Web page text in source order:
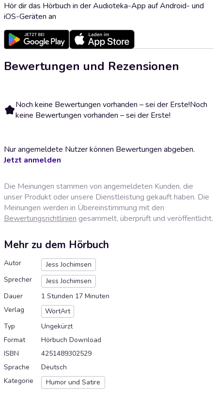
Hör dir das Hörbuch in der Audioteka-App auf Android- und
iOS-Geräten an
Bewertungen und Rezensionen
Noch keine Bewertungen vorhanden – sei der Erste!Noch
keine Bewertungen vorhanden – sei der Erste!
Nur angemeldete Nutzer können Bewertungen abgeben.
Jetzt anmelden
Die Meinungen stammen von angemeldeten Kunden, die
unser Produkt oder unsere Dienstleistung gekauft haben. Die
Meinungen werden in Übereinstimmung mit den
Bewertungsrichtlinien gesammelt, überprüft und veröffentlicht.
Mehr zu dem Hörbuch
Autor
Jess Jochimsen
Sprecher
Jess Jochimsen
Dauer
1 Stunden 17 Minuten
Verlag
WortArt
Typ
Ungekürzt
Format
Hörbuch Download
ISBN
4251489302529
Sprache
Deutsch
Kategorie
Humor und Satire